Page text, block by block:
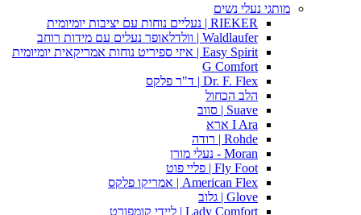
מותגי נעלי נשים
RIEKER | נעליים נוחות עם יציבות יומיומית
Waldlaufer | וולדלאופר נעלים עם מידות רוחב
Easy Spirit | איזי ספיריט נוחות אמריקאית יומיומית
G Comfort
Dr. F. Flex | ד"ר פלקס
הלב הכחול
Suave | סווב
I Ara ארא
Rohde | רודה
Moran - נעלי מורן
Fly Foot | פליי פוט
American Flex | אמריקו פלקס
Glove | גלוב
Lady Comfort | ליידי קומפורט